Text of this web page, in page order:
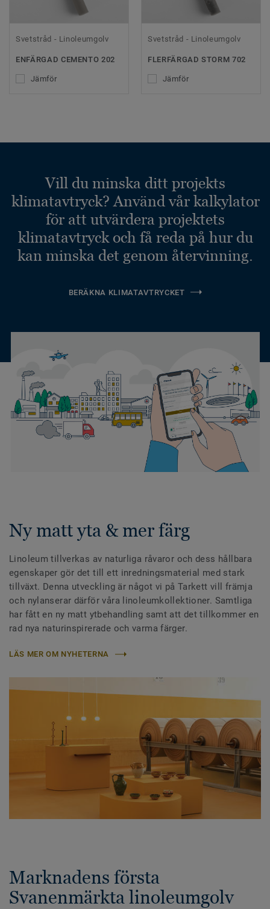
Svetstråd - Linoleumgolv
ENFÄRGAD CEMENTO 202
Jämför
Svetstråd - Linoleumgolv
FLERFÄRGAD STORM 702
Jämför
Vill du minska ditt projekts
klimatavtryck? Använd vår kalkylator
för att utvärdera projektets
klimatavtryck och få reda på hur du
kan minska det genom återvinning.
BERÄKNA KLIMATAVTRYCKET
Ny matt yta & mer färg
Linoleum tillverkas av naturliga råvaror och dess hållbara
egenskaper gör det till ett inredningsmaterial med stark
tillväxt. Denna utveckling är något vi på Tarkett vill främja
och nylanserar därför våra linoleumkollektioner. Samtliga
har fått en ny matt ytbehandling samt att det tillkommer en
rad nya naturinspirerade och varma färger.
LÄS MER OM NYHETERNA
Marknadens första
Svanenmärkta linoleumgolv